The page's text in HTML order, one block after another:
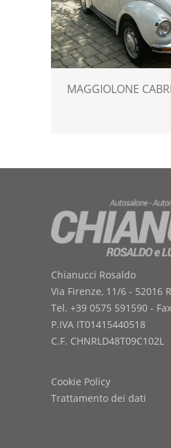
MAGGIOLONE
Chianucci Rosaldo
Via Firenze, 11/6 - 52016
Tel. +39 0575 591590 -
P.IVA IT01415440518
C.F. CHNRLD48T09C102L
Cookie Policy
Trattamento dei dati